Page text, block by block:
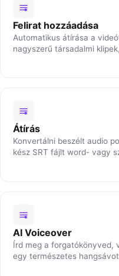
Felirat hozzáadása
Automatikus átírása a
nagyszerű társadalmi
Átírás
Konvertálni beszélt audio
kész SRT fájlt word- vagy
AI Voiceover
Írd meg a forgatókönyved,
egy természetes